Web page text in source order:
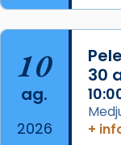
de
Aquest
missa
comitè
del Sant
10
ag.
2026
30
+